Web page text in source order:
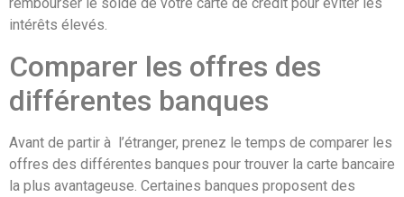
rembourser le solde de votre carte de crédit pour éviter les
intérêts élevés.
Comparer les offres des
différentes banques
Avant de partir à l’étranger, prenez le temps de comparer les
offres des différentes banques pour trouver la carte bancaire
la plus avantageuse. Certaines banques proposent des